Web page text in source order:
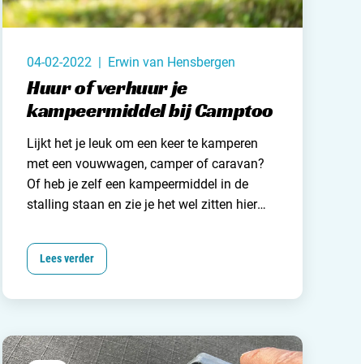
04-02-2022 | Erwin van Hensbergen
Huur of verhuur je
kampeermiddel bij Camptoo
Lijkt het je leuk om een keer te kamperen
met een vouwwagen, camper of caravan?
Of heb je zelf een kampeermiddel in de
stalling staan en zie je het wel zitten hier
kijkje op de website van Camptoo. Camptoo
is een online platform waar je op een
Lees verder